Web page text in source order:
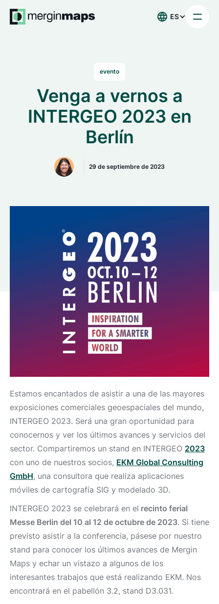
ES
evento
Venga a vernos a
INTERGEO 2023 en
Berlín
29 de septiembre de 2023
Estamos encantados de asistir a una de las mayores
exposiciones comerciales geoespaciales del mundo,
INTERGEO 2023. Será una gran oportunidad para
conocernos y ver los últimos avances y servicios del
sector. Compartiremos un stand en INTERGEO 2023
con uno de nuestros socios, EKM Global Consulting
GmbH, una consultora que realiza aplicaciones
móviles de cartografía SIG y modelado 3D.
INTERGEO 2023 se celebrará en el recinto ferial
Messe Berlin del 10 al 12 de octubre de 2023. Si tiene
previsto asistir a la conferencia, pásese por nuestro
stand para conocer los últimos avances de Mergin
Maps y echar un vistazo a algunos de los
interesantes trabajos que está realizando EKM. Nos
encontrará en el pabellón 3.2, stand D3.031.